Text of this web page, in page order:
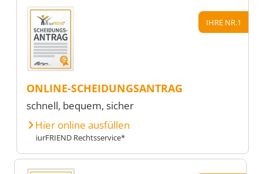
IHRE NR.1
ONLINE-SCHEIDUNGSANTRAG
schnell, bequem, sicher
Hier online ausfüllen
iurFRIEND Rechtsservice*